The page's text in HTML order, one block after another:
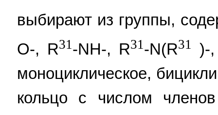
выбирают из группы,
O-, R31 -NH-, R31 -N(R31
)-
моноциклическое,
кольцо с числом